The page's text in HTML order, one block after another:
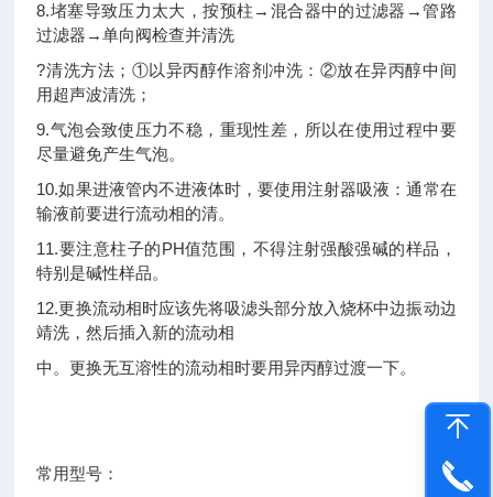
8.堵塞导致压力太大，按预柱→混合器中的过滤器→管路
过滤器→单向阀检查并清洗
?清洗方法；①以异丙醇作溶剂冲洗：②放在异丙醇中间
用超声波清洗；
9.气泡会致使压力不稳，重现性差，所以在使用过程中要
尽量避免产生气泡。
10.如果进液管内不进液体时，要使用注射器吸液：通常在
输液前要进行流动相的清。
11.要注意柱子的PH值范围，不得注射强酸强碱的样品，
特别是碱性样品。
12.更换流动相时应该先将吸滤头部分放入烧杯中边振动边
靖洗，然后插入新的流动相
中。更换无互溶性的流动相时要用异丙醇过渡一下。
常用型号：